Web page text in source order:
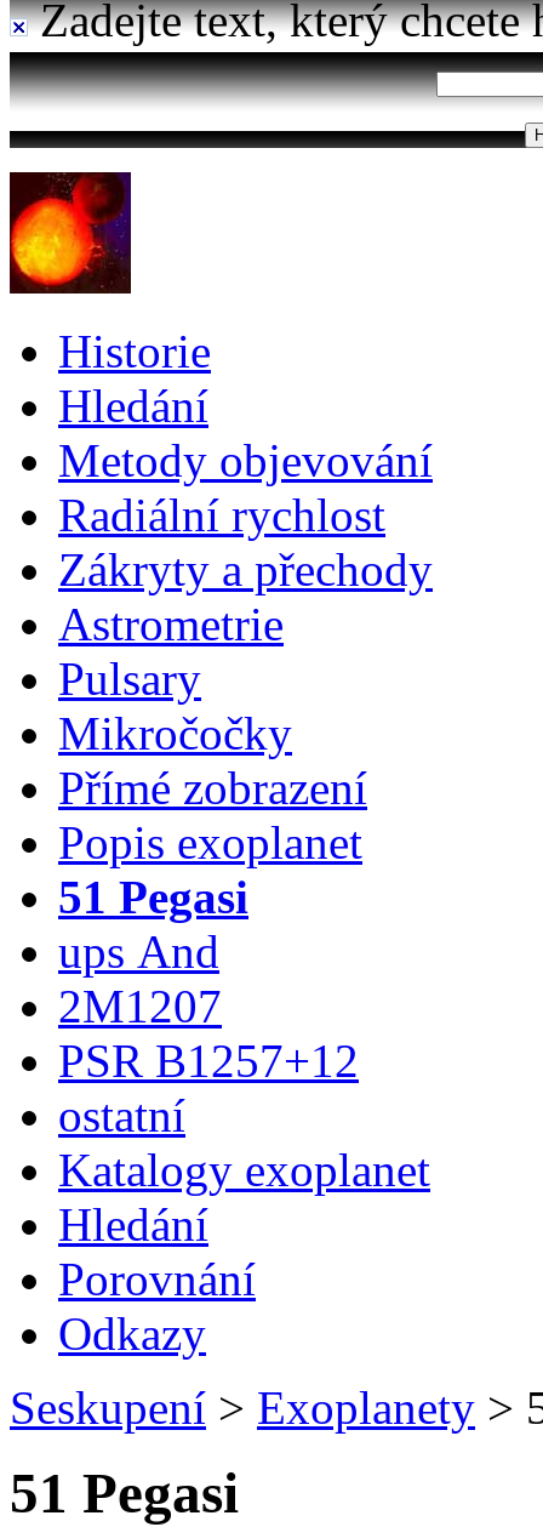
Zadejte text, který chcete
Historie
Hledání
Metody objevování
Radiální rychlost
Zákryty a přechody
Astrometrie
Pulsary
Mikročočky
Přímé zobrazení
Popis exoplanet
51 Pegasi
ups And
2M1207
PSR B1257+12
ostatní
Katalogy exoplanet
Hledání
Porovnání
Odkazy
Seskupení > Exoplanety >
51 Pegasi